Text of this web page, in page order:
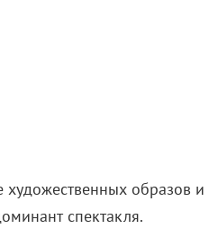
образов и
спектакля.